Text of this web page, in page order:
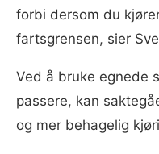
forbi dersom du
fartsgrensen, sier
Ved å bruke egnede
passere, kan
og mer behagelig